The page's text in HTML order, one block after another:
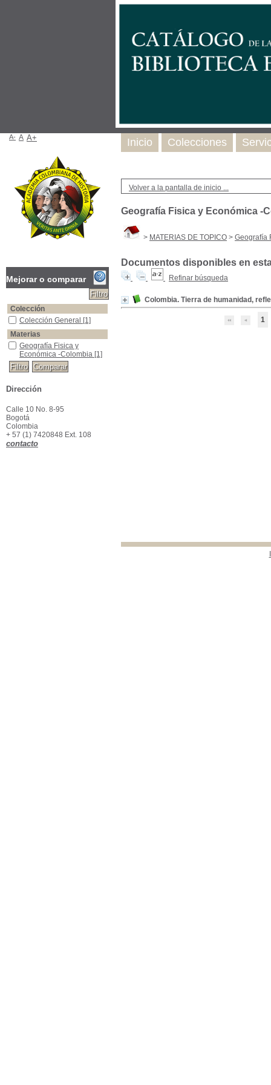
Volver a la pantalla de inicio ...
Geografía Fisica y Económica -
> MATERIAS DE TOPICO > Geografía
Documentos disponibles en
Refinar búsqueda
Colombia. Tierra de humanidad,
1
Inicio Colecciones
A- A A+
Mejorar o comparar
Colección
Colección General
Colección General [1]
Materias
Geografía Fisica y Económica -Colombia
Geografía Fisica y
Económica -Colombia [1]
Dirección
Calle 10 No. 8-95
Bogotá
Colombia
+ 57 (1) 7420848 Ext. 108
contacto